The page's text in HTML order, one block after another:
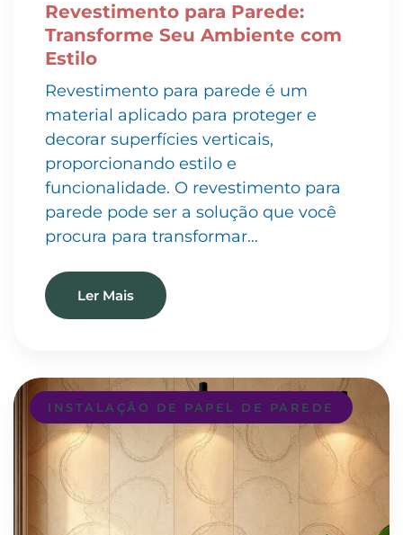
Revestimento para Parede:
Transforme Seu Ambiente com
Estilo
Revestimento para parede é um
material aplicado para proteger e
decorar superfícies verticais,
proporcionando estilo e
funcionalidade. O revestimento para
parede pode ser a solução que você
procura para transformar…
Ler Mais
INSTALAÇÃO DE PAPEL DE PAREDE